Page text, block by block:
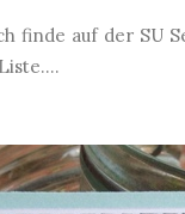
finde auf der SU